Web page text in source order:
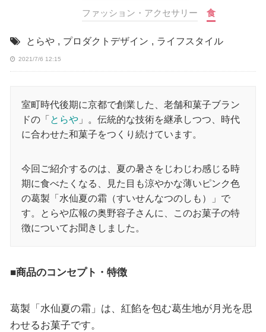
ファッション・アクセサリー 食
とらや , プロダクトデザイン , ライフスタイル
2021/7/6 12:15
室町時代後期に京都で創業した、老舗和菓子ブラン
ドの「 とらや」。伝統的な技術を継承しつつ、時代
に合わせた和菓子をつくり続けています。
今回ご紹介するのは、夏の暑さをじわじわ感じる時
期に食べたくなる、見た目も涼やかな薄いピンク色
の葛製「水仙夏の霜（すいせんなつのしも）」で
す。とらや広報の奥野容子さんに、このお菓子の特
徴についてお聞きしました。
■商品のコンセプト・特徴
葛製「水仙夏の霜」は、紅餡を包む葛生地が月光を思
わせるお菓子です。